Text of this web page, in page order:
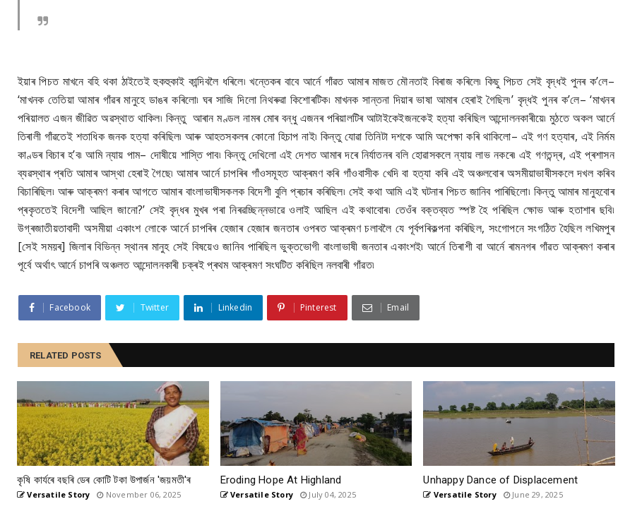
ইয়াৰ পিচত মাখনে বহি থকা ঠাইতেই হুকহুকাই কান্দিবলৈ ধৰিলে৷ খন্তেকৰ বাবে আৰ্নে গাঁৱত আমাৰ মাজত মৌনতাই বিৰাজ কৰিলে৷ কিছু পিচত সেই বৃদ্ধই পুনৰ ক’লে–
‘মাখনক তেতিয়া আমাৰ গাঁৱৰ মানুহে ডাঙৰ কৰিলো৷ ঘৰ সাজি দিলো নিথৰুৱা কিশোৰটিক৷ মাখনক সান্তনা দিয়াৰ ভাষা আমাৰ হেৰাই গৈছিল৷’ বৃদ্ধই পুনৰ ক’লে– ‘মাখনৰ
পৰিয়ালত এজন জীৱিত অৱস্থাত থাকিল৷ কিন্তু আৰান মণ্ডল নামৰ মোৰ বন্ধু এজনৰ পৰিয়ালটিৰ আটাইকেইজনকেই হত্যা কৰিছিল আন্দোলনকাৰীয়ে৷ মুঠতে অকল আৰ্নে
তিৰালী গাঁৱতেই শতাধিক জনক হত্যা কৰিছিল৷ আৰু আহতসকলৰ কোনো হিচাপ নাই৷ কিন্তু যোৱা তিনিটা দশকে আমি অপেক্ষা কৰি থাকিলো– এই গণ হত্যাৰ, এই নিৰ্মম
কাণ্ডৰ বিচাৰ হ’ব৷ আমি ন্যায় পাম– দোষীয়ে শাস্তি পাব৷ কিন্তু দেখিলো এই দেশত আমাৰ দৰে নিৰ্যাতনৰ বলি হোৱাসকলে ন্যায় লাভ নকৰে৷ এই গণতন্দ্ৰ, এই প্ৰশাসন
ব্যৱস্থাৰ প্ৰতি আমাৰ আস্থা হেৰাই গৈছে৷ আমাৰ আৰ্নে চাপৰিৰ গাঁওসমূহত আক্ৰমণ কৰি গাঁওবাসীক খেদি বা হত্যা কৰি এই অঞ্চলবোৰ অসমীয়াভাষীসকলে দখল কৰিব
বিচাৰিছিল৷ আৰু আক্ৰমণ কৰাৰ আগতে আমাৰ বাংলাভাষীসকলক বিদেশী বুলি প্ৰচাৰ কৰিছিল৷ সেই কথা আমি এই ঘটনাৰ পিচত জানিব পাৰিছিলো৷ কিন্তু আমাৰ মানুহবোৰ
প্ৰকৃততেই বিদেশী আছিল জানো?’ সেই বৃদ্ধৰ মুখৰ পৰা নিৰৱচ্ছিন্নভাৱে ওলাই আছিল এই কথাবোৰ৷ তেওঁৰ বক্তব্যত স্পষ্ট হৈ পৰিছিল ক্ষোভ আৰু হতাশাৰ ছবি৷
উগ্ৰজাতীয়তাবাদী অসমীয়া একাংশ লোকে আৰ্নে চাপৰিৰ হেজাৰ হেজাৰ জনতাৰ ওপৰত আক্ৰমণ চলাবলৈ যে পূৰ্বপৰিকল্পনা কৰিছিল, সংগোপনে সংগঠিত হৈছিল লখিমপুৰ
[সেই সময়ৰ] জিলাৰ বিভিন্ন স্থানৰ মানুহ সেই বিষয়েও জানিব পাৰিছিল ভুক্তভোগী বাংলাভাষী জনতাৰ একাংশই৷ আৰ্নে তিৰাশী বা আৰ্নে ৰামনগৰ গাঁৱত আক্ৰমণ কৰাৰ
পূৰ্বে অৰ্থাৎ আৰ্নে চাপৰি অঞ্চলত আন্দোলনকাৰী চক্ৰই প্ৰথম আক্ৰমণ সংঘটিত কৰিছিল নলবাৰী গাঁৱত৷
Facebook Twitter Linkedin Pinterest Email
RELATED POSTS
কৃষি কাৰ্যৰে বছৰি ডেৰ কোটি টকা উপার্জন 'জয়মতী'ৰ
Versatile Story November 06, 2025
Eroding Hope At Highland
Versatile Story July 04, 2025
Unhappy Dance of Displacement
Versatile Story June 29, 2025